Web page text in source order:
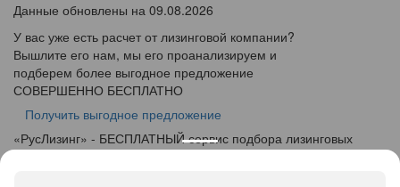
Данные обновлены на 09.08.2026
У вас уже есть расчет от лизинговой компании?
Вышлите его нам, мы его проанализируем и
подберем более выгодное предложение
СОВЕРШЕННО БЕСПЛАТНО
Получить выгодное предложение
«РусЛизинг» - БЕСПЛАТНЫЙ сервис подбора лизинговых